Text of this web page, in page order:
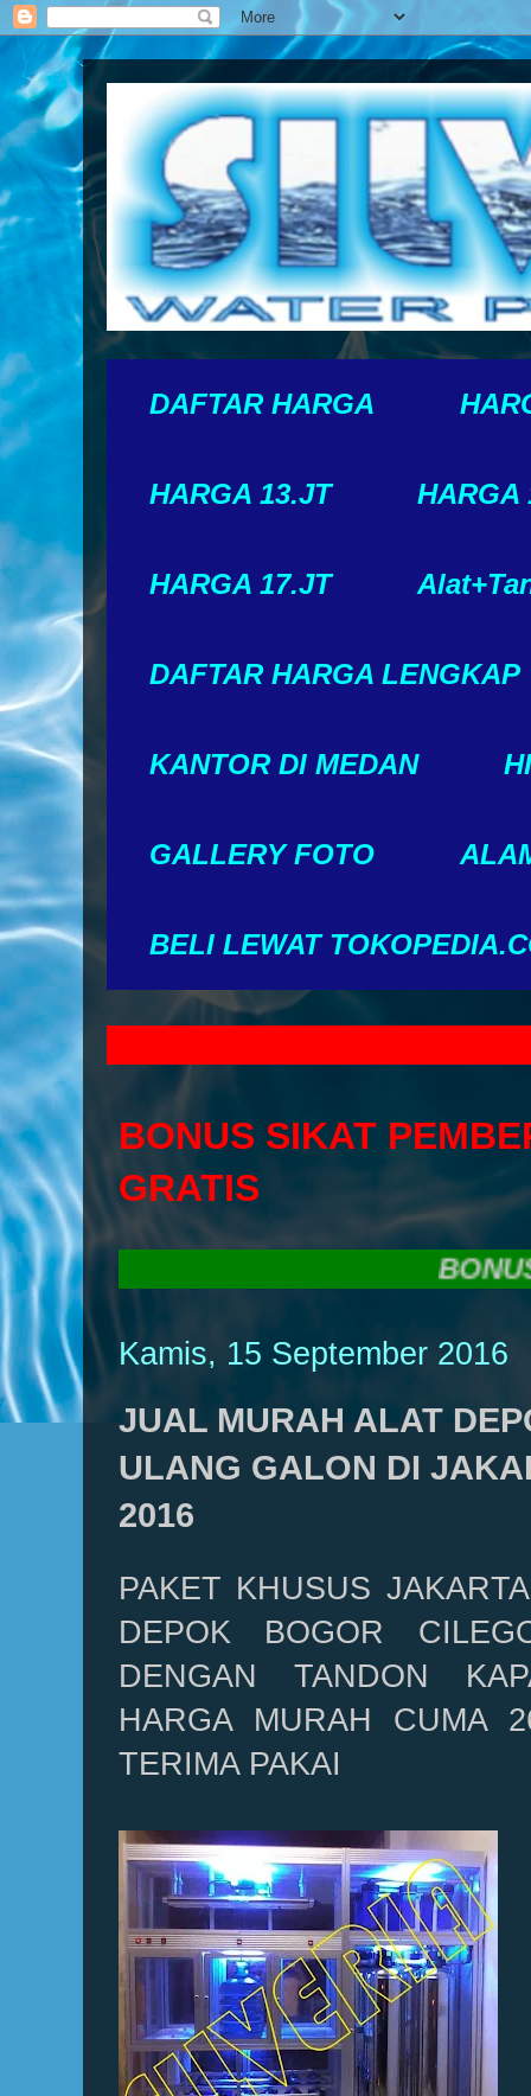
DAFTAR HARGA
HARGA 13.JT HARGA
HARGA 17.JT
DAFTAR HARGA LENGKAP
KANTOR DI MEDAN
GALLERY FOTO
BELI LEWAT
BONUS SIKAT
GRATIS
BONUS
Kamis, 15 September 2016
JUAL MURAH ALAT
ULANG GALON DI
2016
PAKET KHUSUS
DEPOK BOGOR
DENGAN TANDON
HARGA MURAH CUMA
TERIMA PAKAI